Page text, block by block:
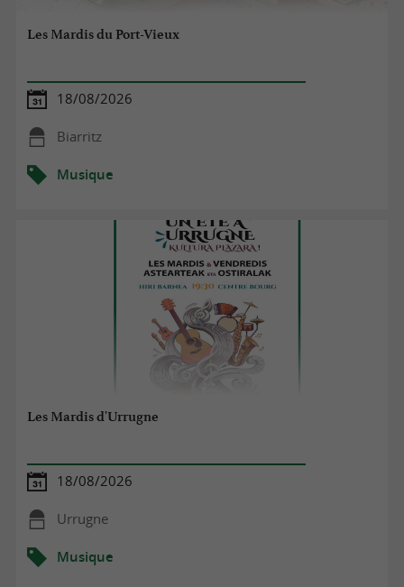
Les Mardis du Port-Vieux
18/08/2026
Biarritz
Musique
Les Mardis d'Urrugne
18/08/2026
Urrugne
Musique